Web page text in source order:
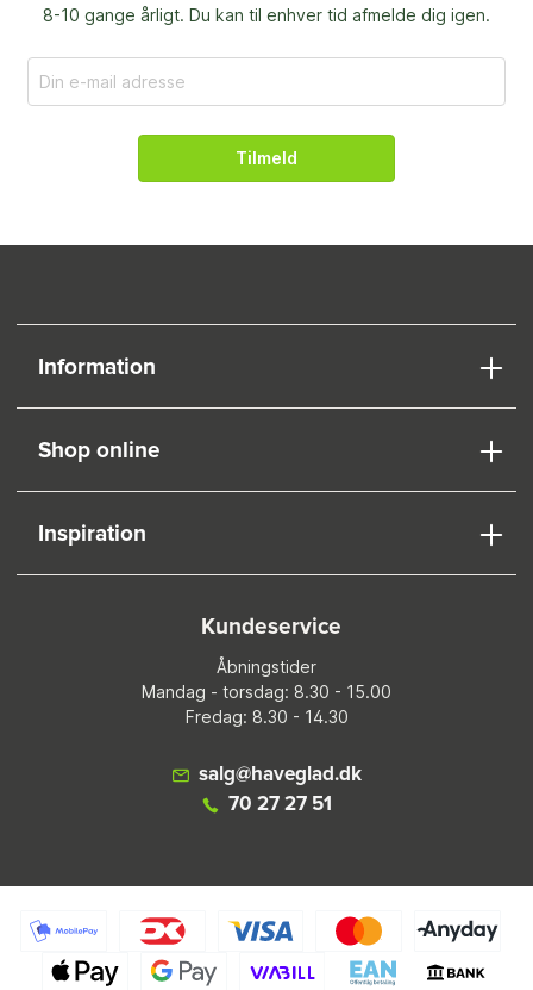
8-10 gange årligt. Du kan til enhver tid afmelde dig igen.
Tilmeld
Information
Shop online
Inspiration
Kundeservice
Åbningstider
Mandag - torsdag: 8.30 - 15.00
Fredag: 8.30 - 14.30
salg@haveglad.dk
70 27 27 51